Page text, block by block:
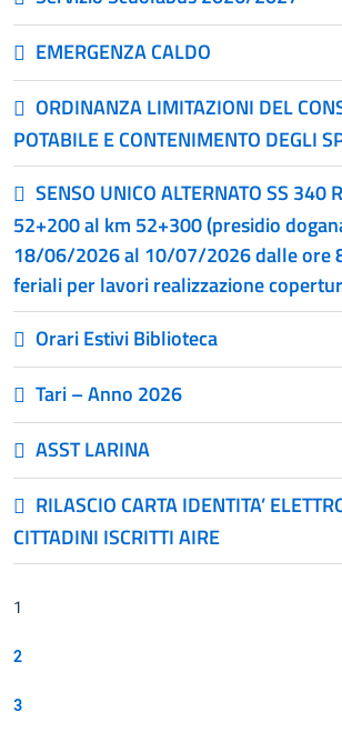
EMERGENZA CALDO
ORDINANZA LIMITAZIONI DEL
POTABILE E CONTENIMENTO DEGLI
SENSO UNICO ALTERNATO SS 340
52+200 al km 52+300 (presidio
18/06/2026 al 10/07/2026 dalle ore
feriali per lavori realizzazione
Orari Estivi Biblioteca
Tari – Anno 2026
ASST LARINA
RILASCIO CARTA IDENTITA’
CITTADINI ISCRITTI AIRE
1
2
3